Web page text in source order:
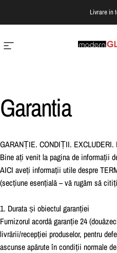
Livrare in
Navigare pe site Modern
Garantia
GARANȚIE. CONDIȚII. EXCLUDERI.
Bine ați venit la pagina de informații
AICI aveți informații utile despre
(secțiune esențială – vă rugăm să
1. Durata și obiectul garanției
Furnizorul acordă garanție 24
livrării/recepției produselor, pentru
ascunse apărute în condiții normale